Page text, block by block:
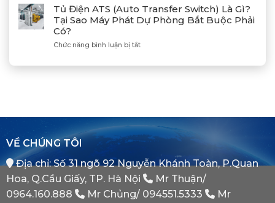
Mitsubishi
Heavy
Industries
Khẳng
Vị
Của
Bình
Minh
Phát
Điện
Bị
Dầu
Xác
Đồng
Bộ
Máy
Điện
Tủ Điện ATS (Auto Transfer Switch) Là Gì?
Tại Sao Máy Phát Dự Phòng Bắt Buộc Phải
Có?
Chức năng bình luận bị tắtở
Điện
Tại
Sao
Phát
Dự
Phòng
Bắt
VỀ CHÚNG TÔI
Địa chỉ: Số 31 ngõ 92 Nguyễn Khánh Toàn, P.Quan
Hoa, Q.Cầu Giấy, TP. Hà Nội
Mr Thuận/
0964.160.888
Mr Chủng/ 094551.5333
Mr